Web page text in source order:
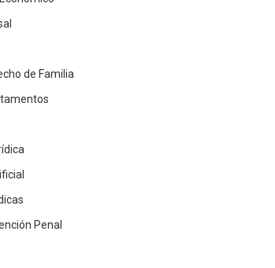
de Familia
Penal